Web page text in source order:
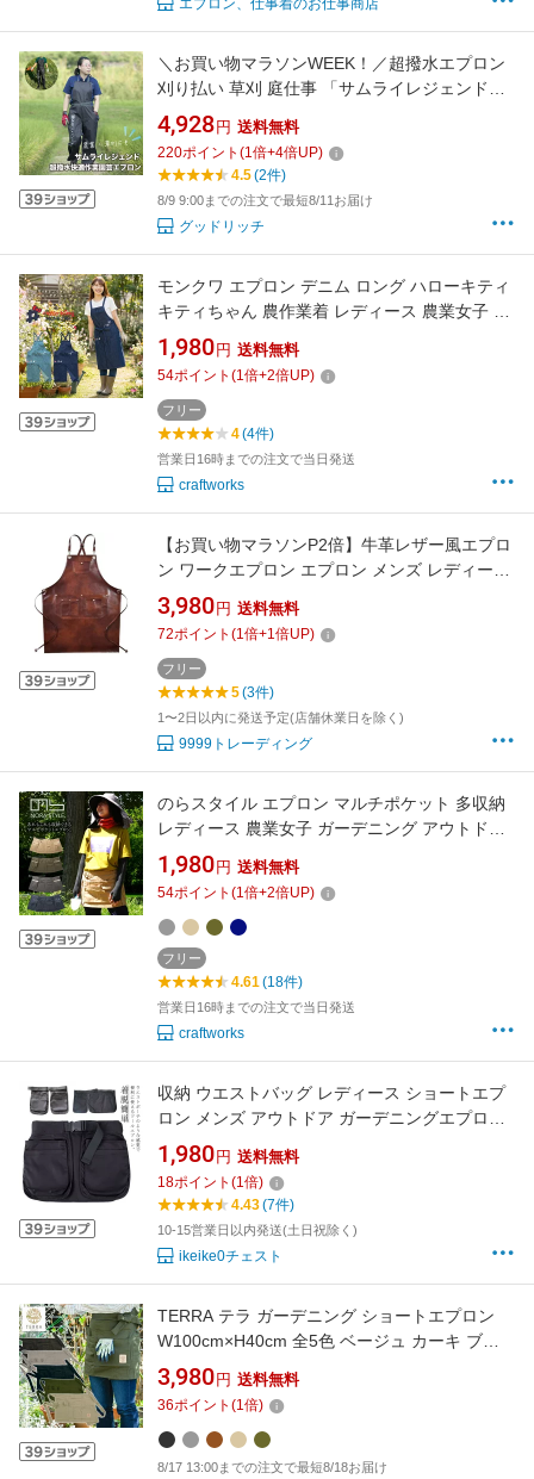
エプロン、仕事着のお仕事商店
＼お買い物マラソンWEEK！／超撥水エプロン
刈り払い 草刈 庭仕事 「サムライレジェンド快
適作業エプロン」ナイロン製 通気性 蒸れ防止
暑さ防止 フリーサイズ
4,928 円 送料無料
220ポイント (1倍+4倍UP)
4.5(2件)
8/9 9:00までの注文で最短8/11お届け
グッドリッチ
モンクワ エプロン デニム ロング ハローキティ
キティちゃん 農作業着 レディース 農業女子 ガ
ーデニング monkuwa MKK21101【1枚までネコ
ポス対応】【あす楽対応】
1,980 円 送料無料
54ポイント (1倍+2倍UP)
フリー
4(4件)
営業日16時までの注文で当日発送
craftworks
【お買い物マラソンP2倍】牛革レザー風エプロ
ン ワークエプロン エプロン メンズ レディース
レザー 革 大きいサイズ ロング 床屋 理容 美容
師 トリマー 理容師 ヘアサロン バーバー おしゃ
れ かっこいい ポケット たくさん 作業用エプロ
ン 作業エプロン
3,980 円 送料無料
72ポイント (1倍+1倍UP)
フリー
5(3件)
1〜2日以内に発送予定(店舗休業日を除く)
9999トレーディング
のらスタイル エプロン マルチポケット 多収納
レディース 農業女子 ガーデニング アウトドア
カフェ 園芸 農作業 作業 プレゼント NS-947
【母の日】 【1枚までネコポス対応】
1,980 円 送料無料
54ポイント (1倍+2倍UP)
フリー
4.61(18件)
営業日16時までの注文で当日発送
craftworks
収納 ウエストバッグ レディース ショートエプ
ロン メンズ アウトドア ガーデニングエプロン
誕生日 ガーデンエプロン スタイリストエプロ
ン ポケットたくさん ガレージバッグ 女性用 園
芸 作業服 作業着 農作業着 おしゃれ プレゼント
1,980 円 送料無料
18ポイント (1倍)
4.43(7件)
10-15営業日以内発送(土日祝除く)
ikeike0チェスト
TERRA テラ ガーデニング ショートエプロン
W100cm×H40cm 全5色 ベージュ カーキ ブラ
ック グレー チョコ フリーサイズ 日本製 ギフト
ガーデンエプロン ワークエプロン 日本製 畑仕
事 おしゃれ
3,980 円 送料無料
36ポイント (1倍)
8/17 13:00までの注文で最短8/18お届け